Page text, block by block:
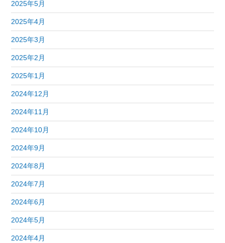
2025年5月
2025年4月
2025年3月
2025年2月
2025年1月
2024年12月
2024年11月
2024年10月
2024年9月
2024年8月
2024年7月
2024年6月
2024年5月
2024年4月